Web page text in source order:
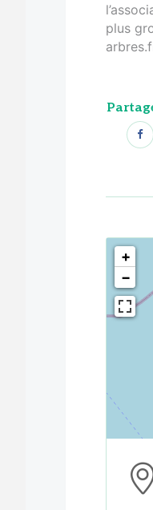
plus
<!---->
+
−